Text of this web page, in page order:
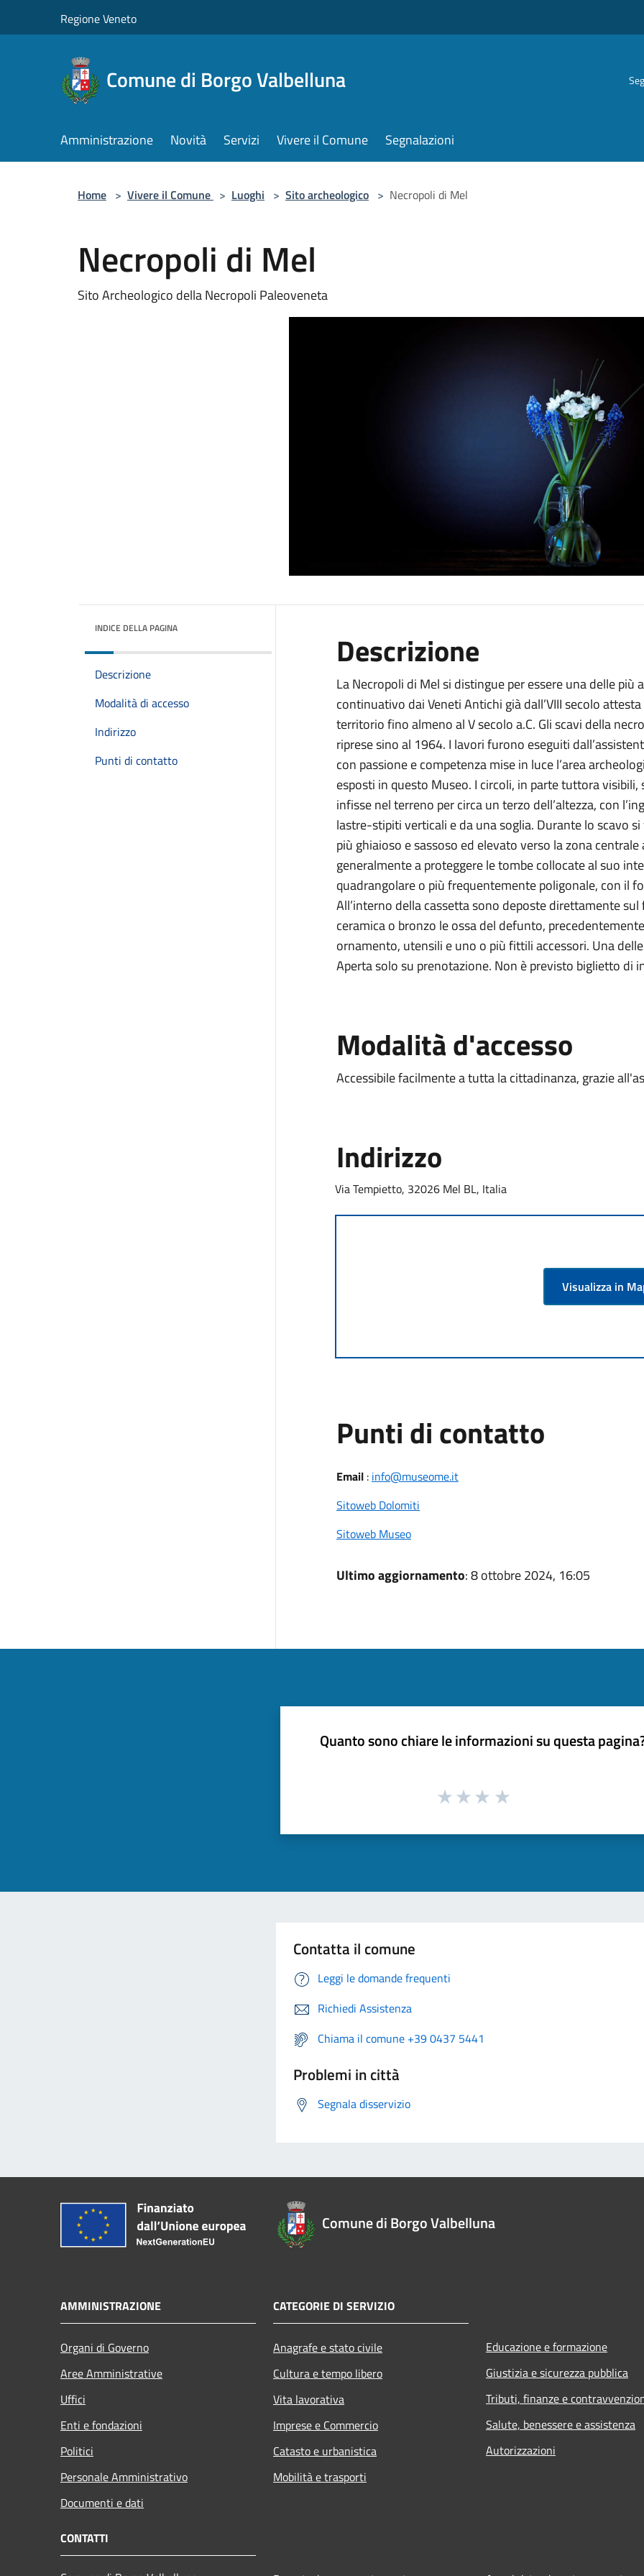
Regione Veneto
Comune di Borgo Valbelluna
Amministrazione Novità Servizi Vivere il Comune Segnalazioni
Home > Vivere il Comune > Luoghi > Sito archeologico > Necropoli di Mel
Necropoli di Mel
Sito Archeologico della Necropoli Paleoveneta
INDICE DELLA PAGINA
Descrizione
Modalità di accesso
Indirizzo
Punti di contatto
Descrizione
La Necropoli di Mel si distingue per essere una delle
continuativo dai Veneti Antichi già dall’VIII secolo
territorio fino almeno al V secolo a.C. Gli scavi della
riprese sino al 1964. I lavori furono eseguiti
con passione e competenza mise in luce l’area
esposti in questo Museo. I circoli, in parte tuttora
infisse nel terreno per circa un terzo dell’altezza, con
lastre-stipiti verticali e da una soglia. Durante lo scavo
più ghiaioso e sassoso ed elevato verso la zona
generalmente a proteggere le tombe collocate al suo
quadrangolare o più frequentemente poligonale, con il
All’interno della cassetta sono deposte direttamente
ceramica o bronzo le ossa del defunto,
ornamento, utensili e uno o più fittili accessori. Una
Aperta solo su prenotazione. Non è previsto biglietto di
Modalità d'accesso
Accessibile facilmente a tutta la cittadinanza, grazie
Indirizzo
Via Tempietto, 32026 Mel BL, Italia
Visualizza in
Punti di contatto
Email: info@museome.it
Sitoweb Dolomiti
Sitoweb Museo
Ultimo aggiornamento: 8 ottobre 2024, 16:05
Quanto sono chiare le informazioni su questa
Contatta il comune
Leggi le domande frequenti
Richiedi Assistenza
Chiama il comune +39 0437 5441
Problemi in città
Segnala disservizio
Comune di Borgo Valbelluna
AMMINISTRAZIONE
Organi di Governo
Aree Amministrative
Uffici
Enti e fondazioni
Politici
Personale Amministrativo
Documenti e dati
CATEGORIE DI SERVIZIO
Anagrafe e stato civile
Cultura e tempo libero
Vita lavorativa
Imprese e Commercio
Catasto e urbanistica
Mobilità e trasporti
Educazione e formazione
Giustizia e sicurezza pubblica
Tributi, finanze e
Salute, benessere e assistenza
Autorizzazioni
CONTATTI